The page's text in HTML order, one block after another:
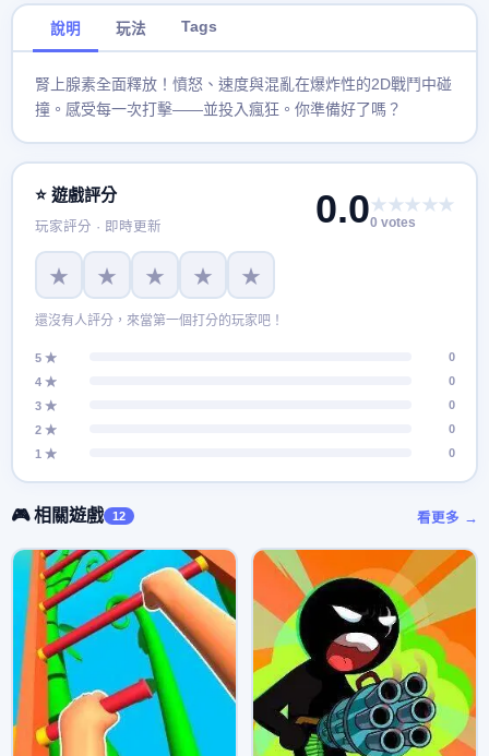
說明 玩法 Tags
腎上腺素全面釋放！憤怒、速度與混亂在爆炸性的2D戰鬥中碰
撞。感受每一次打擊——並投入瘋狂。你準備好了嗎？
⭐ 遊戲評分
玩家評分 · 即時更新 0.0★★★★★
0 votes
★ ★ ★ ★ ★
還沒有人評分，來當第一個打分的玩家吧！
5 ★
0
4 ★
0
3 ★
0
2 ★
0
1 ★
0
🎮 相關遊戲 12 看更多 →